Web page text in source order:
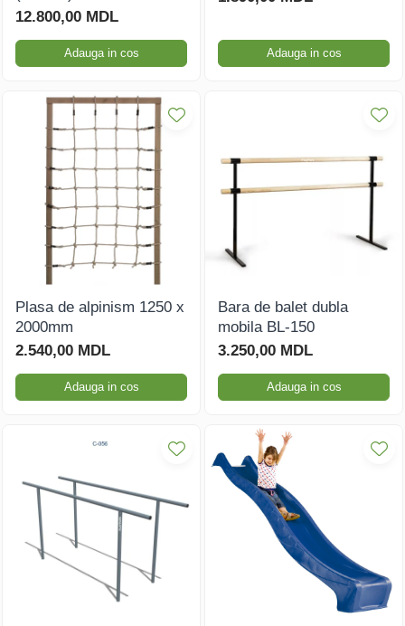
12.800,00 MDL
Adauga in cos Adauga in cos
Plasa de alpinism 1250 x
2000mm
2.540,00 MDL
Adauga in cos
Bara de balet dubla
mobila BL-150
3.250,00 MDL
Adauga in cos